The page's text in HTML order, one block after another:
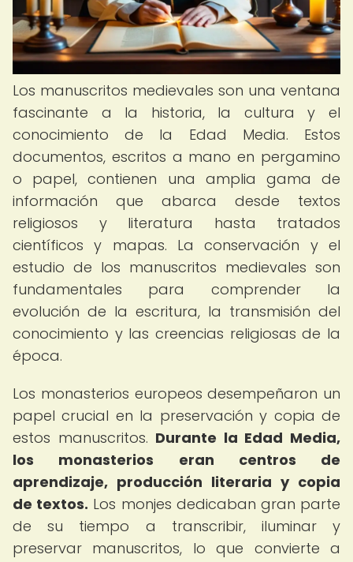
Los manuscritos medievales son una ventana
fascinante a la historia, la cultura y el
conocimiento de la Edad Media. Estos
documentos, escritos a mano en pergamino
o papel, contienen una amplia gama de
información que abarca desde textos
religiosos y literatura hasta tratados
científicos y mapas. La conservación y el
estudio de los manuscritos medievales son
fundamentales para comprender la
evolución de la escritura, la transmisión del
conocimiento y las creencias religiosas de la
época.
Los monasterios europeos desempeñaron un
papel crucial en la preservación y copia de
estos manuscritos. Durante la Edad Media,
los monasterios eran centros de
aprendizaje, producción literaria y copia
de textos. Los monjes dedicaban gran parte
de su tiempo a transcribir, iluminar y
preservar manuscritos, lo que convierte a